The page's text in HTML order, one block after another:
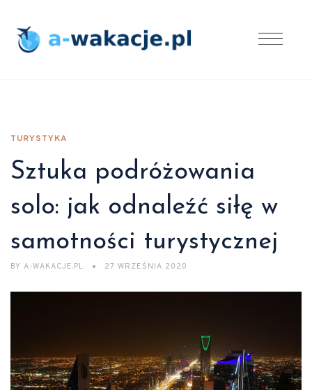
TURYSTYKA
Sztuka podróżowania
solo: jak odnaleźć siłę w
samotności turystycznej
BY A-WAKACJE.PL 27 WRZEŚNIA 2020